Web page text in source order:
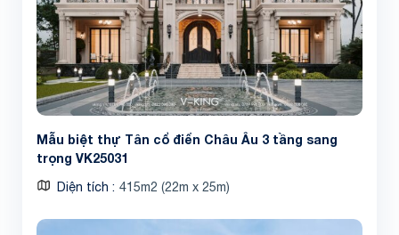
Mẫu biệt thự Tân cổ điển Châu Âu 3 tầng sang
trọng VK25031
Diện tích 415m2 (22m x 25m)